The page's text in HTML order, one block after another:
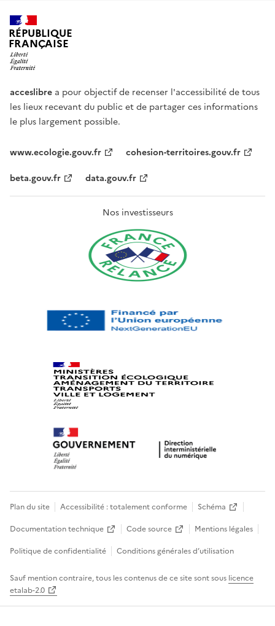
RÉPUBLIQUE
FRANÇAISE
acceslibre a pour objectif de recenser l'accessibilité de tous
les lieux recevant du public et de partager ces informations
le plus largement possible.
www.ecologie.gouv.fr
cohesion-territoires.gouv.fr
beta.gouv.fr
data.gouv.fr
Nos investisseurs
Plan du site Accessibilité : totalement conforme
Schéma
Documentation technique
Code source
Mentions légales
Politique de confidentialité
Conditions générales d’utilisation
Sauf mention contraire, tous les contenus de ce site sont sous licence
etalab-2.0